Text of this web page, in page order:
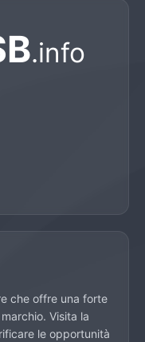
che offre una forte
Visita la
le opportunità